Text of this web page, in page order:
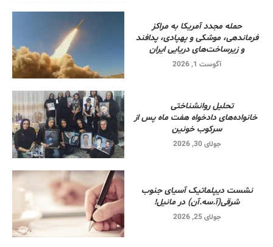
حمله مجدد آمریکا به مراکز
فرماندهی، موشکی و پهپادی، پدافند
و زیرساخت‌های دریایی ایران
آگوست 1, 2026
تحلیل روانشناختی
خانواده‌های دادخواه هفت ماه پس از
سرکوب خونین
جولای 30, 2026
نشست دیپلماتیک آسیای جنوب
شرقی‌(آ.سه.آن) در مانیل!
جولای 25, 2026